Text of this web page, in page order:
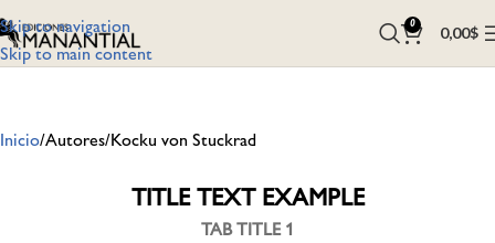
Skip to navigation
Skip to main content
0 0,00$
Inicio Autores Kocku von Stuckrad
TITLE TEXT EXAMPLE
TAB TITLE 1